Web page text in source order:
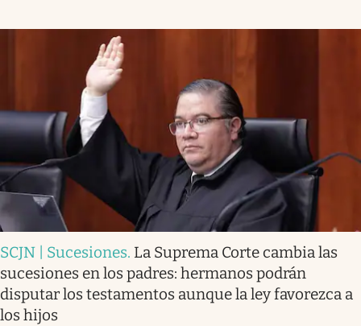
SCJN | Sucesiones. La Suprema Corte cambia las
sucesiones en los padres: hermanos podrán
disputar los testamentos aunque la ley favorezca a
los hijos